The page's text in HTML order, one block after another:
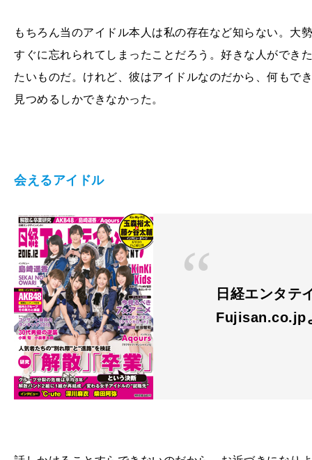
もちろん当のアイドル本人は私の存在など知らない。大
すぐに忘れられてしまったことだろう。好きな人ができ
たいものだ。けれど、彼はアイドルなのだから、何もで
見つめるしかできなかった。
会えるアイドル
日経エンタテ
Fujisan.co.jp